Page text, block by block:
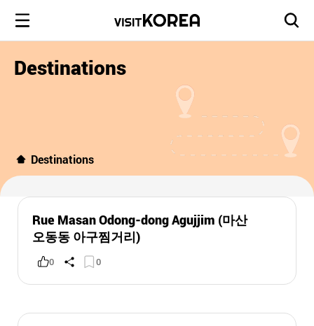
Destinations
Destinations
Rue Masan Odong-dong Agujjim (마산
오동동 아구찜거리)
0 0